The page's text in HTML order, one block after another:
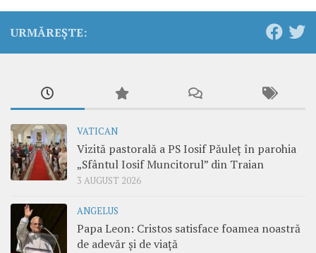
URMĂREȘTE:
VATICAN
Vizită pastorală a PS Iosif Păuleț în parohia
„Sfântul Iosif Muncitorul” din Traian
3 AUGUST 2026
ANGELUS
Papa Leon: Cristos satisface foamea noastră
de adevăr și de viață